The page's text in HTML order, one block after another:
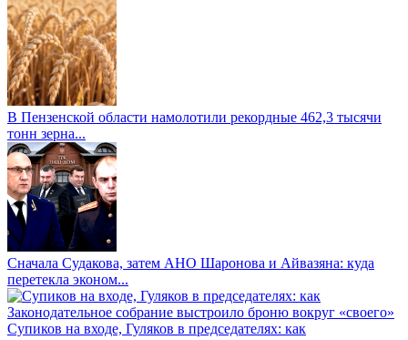
В Пензенской области намолотили рекордные 462,3 тысячи
тонн зерна...
Сначала Судакова, затем АНО Шаронова и Айвазяна: куда
перетекла эконом...
Супиков на входе, Гуляков в председателях: как